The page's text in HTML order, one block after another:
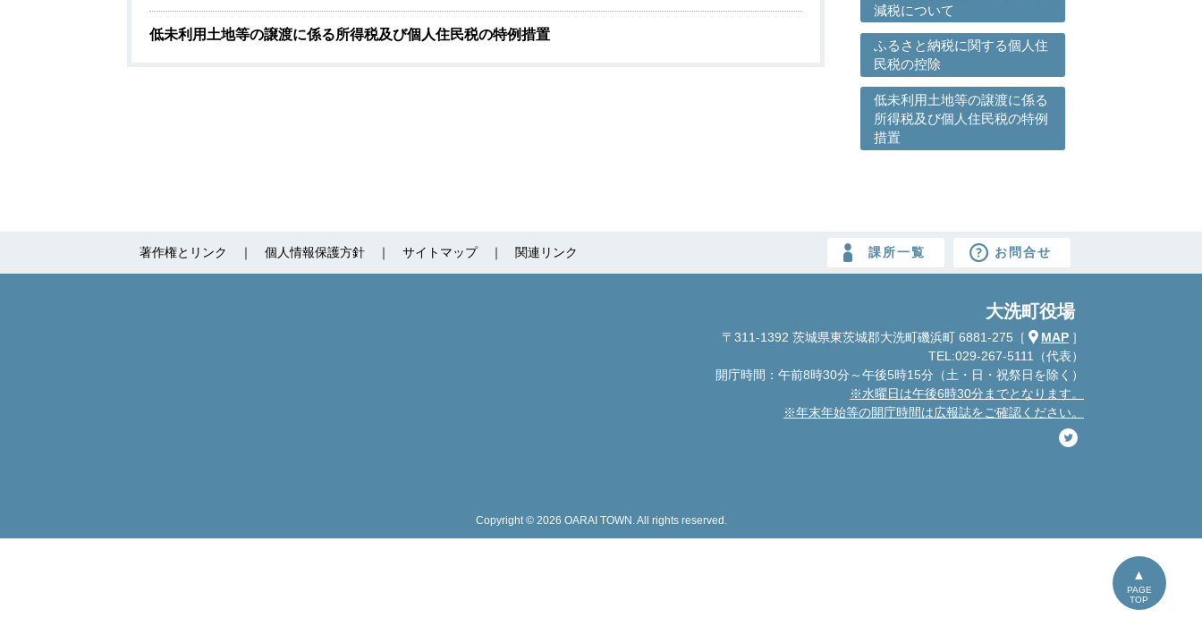
低未利用土地等の譲渡に係る所得税及び個人住民税の特例措置
減税について
ふるさと納税に関する個人住
民税の控除
低未利用土地等の譲渡に係る
所得税及び個人住民税の特例
措置
PAGE
TOP
著作権とリンク 個人情報保護方針 サイトマップ 関連リンク 課所一覧 お問合せ
大洗町役場
〒311-1392 茨城県東茨城郡大洗町磯浜町 6881-275 ［ MAP ］
TEL:029-267-5111（代表）
開庁時間：午前8時30分～午後5時15分 （土・日・祝祭日を除く）
※水曜日は午後6時30分までとなります。
※年末年始等の開庁時間は広報誌をご確認ください。
Copyright © 2026 OARAI TOWN. All rights reserved.